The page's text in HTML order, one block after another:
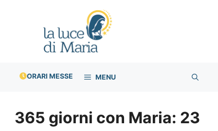
ORARI MESSE MENU
365 giorni con Maria: 23